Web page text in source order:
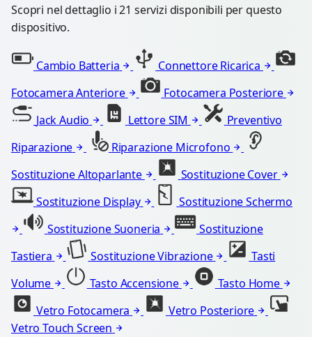
Scopri nel dettaglio i 21 servizi disponibili per questo
dispositivo.
Cambio Batteria
Connettore Ricarica
Fotocamera Anteriore
Fotocamera Posteriore
Jack Audio
Lettore SIM
Preventivo
Riparazione
Riparazione Microfono
Sostituzione Altoparlante
Sostituzione Cover
Sostituzione Display
Sostituzione Schermo
Sostituzione Suoneria
Sostituzione
Tastiera
Sostituzione Vibrazione
Tasti
Volume
Tasto Accensione
Tasto Home
Vetro Fotocamera
Vetro Posteriore
Vetro Touch Screen